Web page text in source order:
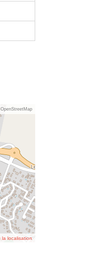
la localisation